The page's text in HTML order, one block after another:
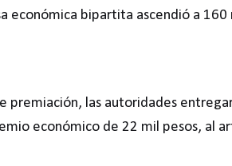
económica bipartita ascendió a 160
premiación, las autoridades
económico de 22 mil pesos, al